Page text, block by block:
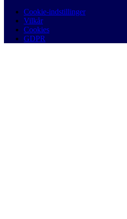
Cookie-indstillinger
Vilkår
Cookies
GDPR